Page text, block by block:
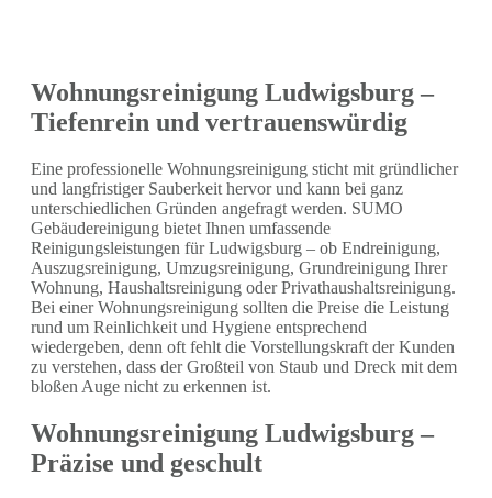
Wohnungsreinigung Ludwigsburg –
Tiefenrein und vertrauenswürdig
Eine professionelle Wohnungsreinigung sticht mit gründlicher
und langfristiger Sauberkeit hervor und kann bei ganz
unterschiedlichen Gründen angefragt werden. SUMO
Gebäudereinigung bietet Ihnen umfassende
Reinigungsleistungen für Ludwigsburg – ob Endreinigung,
Auszugsreinigung, Umzugsreinigung, Grundreinigung Ihrer
Wohnung, Haushaltsreinigung oder Privathaushaltsreinigung.
Bei einer Wohnungsreinigung sollten die Preise die Leistung
rund um Reinlichkeit und Hygiene entsprechend
wiedergeben, denn oft fehlt die Vorstellungskraft der Kunden
zu verstehen, dass der Großteil von Staub und Dreck mit dem
bloßen Auge nicht zu erkennen ist.
Wohnungsreinigung Ludwigsburg –
Präzise und geschult